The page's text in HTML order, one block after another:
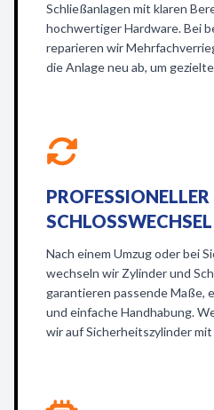
Schließanlagen mit klaren
hochwertiger Hardware. Bei
reparieren wir
die Anlage neu ab, um
PROFESSIONELLER
SCHLOSSWECHSEL
Nach einem Umzug oder bei
wechseln wir Zylinder und
garantieren passende Maße,
und einfache Handhabung.
wir auf Sicherheitszylinder